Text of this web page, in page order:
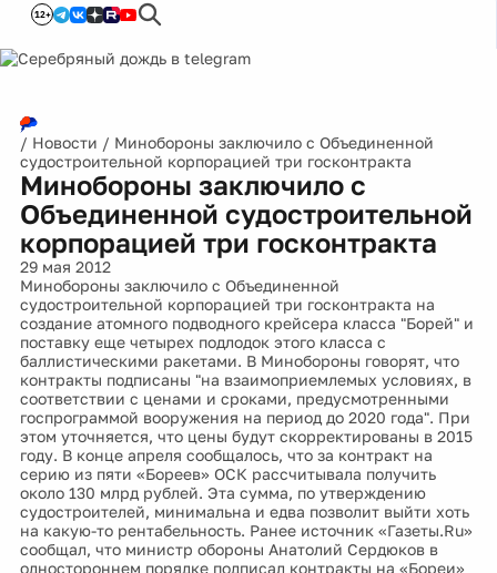
12+
/ Новости / Минобороны заключило с Объединенной
судостроительной корпорацией три госконтракта
Минобороны заключило с
Объединенной судостроительной
корпорацией три госконтракта
29 мая 2012
Минобороны заключило с Объединенной
судостроительной корпорацией три госконтракта на
создание атомного подводного крейсера класса "Борей" и
поставку еще четырех подлодок этого класса с
баллистическими ракетами. В Минобороны говорят, что
контракты подписаны "на взаимоприемлемых условиях, в
соответствии с ценами и сроками, предусмотренными
госпрограммой вооружения на период до 2020 года". При
этом уточняется, что цены будут скорректированы в 2015
году. В конце апреля сообщалось, что за контракт на
серию из пяти «Бореев» ОСК рассчитывала получить
около 130 млрд рублей. Эта сумма, по утверждению
судостроителей, минимальна и едва позволит выйти хоть
на какую-то рентабельность. Ранее источник «Газеты.Ru»
сообщал, что министр обороны Анатолий Сердюков в
одностороннем порядке подписал контракты на «Бореи»